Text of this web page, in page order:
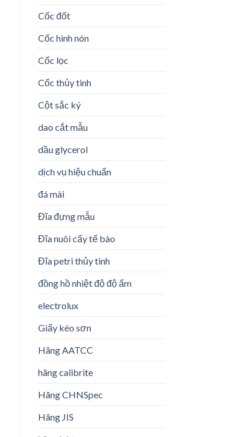
Cốc đốt
Cốc hình nón
Cốc lọc
Cốc thủy tinh
Cột sắc ký
dao cắt mẫu
dầu glycerol
dịch vụ hiệu chuẩn
đá mài
Đĩa đựng mẫu
Đĩa nuôi cấy tế bào
Đĩa petri thủy tinh
đồng hồ nhiệt độ độ ẩm
electrolux
Giấy kéo sơn
Hãng AATCC
hãng calibrite
Hãng CHNSpec
Hãng JIS